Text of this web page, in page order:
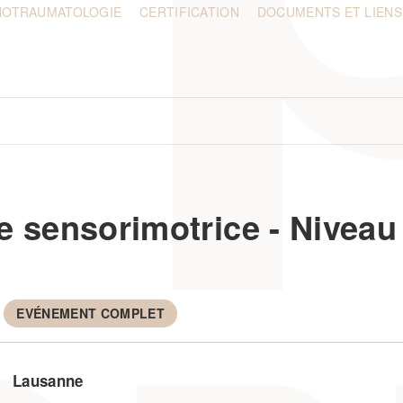
CERTIFICATION DOCUMENTS ET LIENS
sensorimotrice -
EVÉNEMENT COMPLET
Lausanne